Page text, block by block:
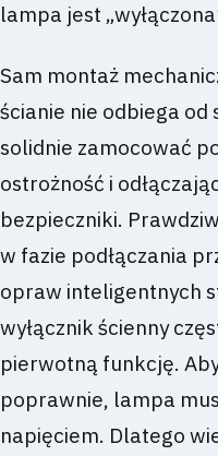
lampa jest
Sam montaż
ścianie nie odbiega
solidnie zamocować
ostrożność i
bezpieczniki.
w fazie podłączania
opraw inteligentnych
wyłącznik ścienny
pierwotną funkcję.
poprawnie, lampa
napięciem. Dlatego